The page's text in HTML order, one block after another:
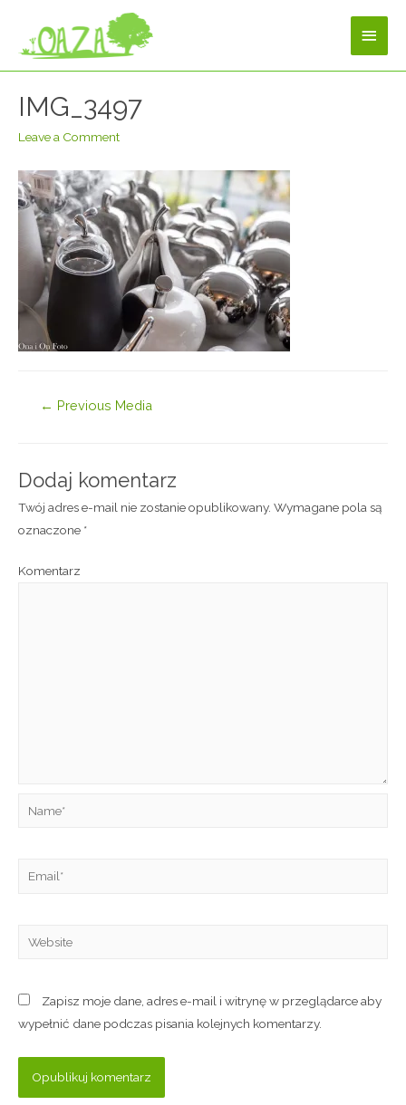
IMG_3497
Leave a Comment
← Previous Media
Dodaj komentarz
Twój adres e-mail nie zostanie opublikowany. Wymagane pola są
oznaczone *
Komentarz
Zapisz moje dane, adres e-mail i witrynę w przeglądarce aby
wypełnić dane podczas pisania kolejnych komentarzy.